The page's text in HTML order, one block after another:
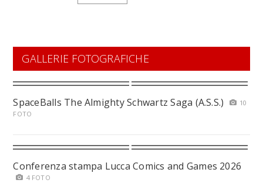
GALLERIE FOTOGRAFICHE
SpaceBalls The Almighty Schwartz Saga (A.S.S.)
10
FOTO
Conferenza stampa Lucca Comics and Games 2026
4 FOTO